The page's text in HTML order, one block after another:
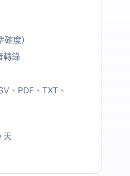
度）
轉錄
、PDF、TXT、
天